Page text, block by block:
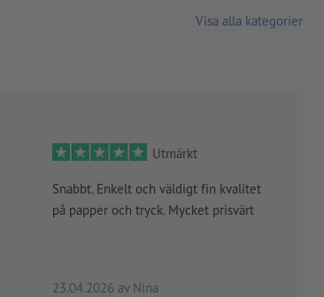
Utmärkt
Snabbt. Enkelt och väldigt fin kvalitet
på papper och tryck. Mycket prisvärt
23.04.2026 av Nina
Visa alla kategorier